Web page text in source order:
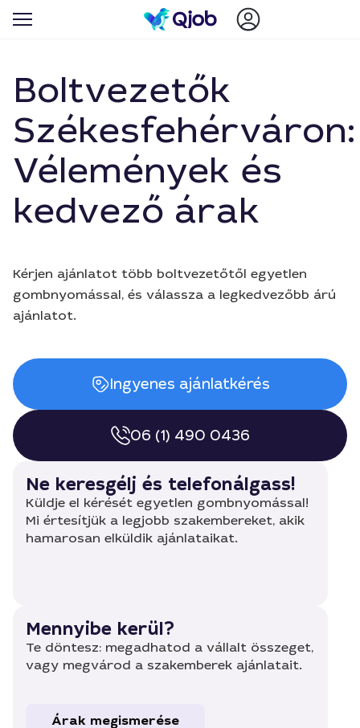
Boltvezetők
Székesfehérváron:
Vélemények és
kedvező árak
Kérjen ajánlatot több boltvezetőtől egyetlen
gombnyomással, és válassza a legkedvezőbb árú
ajánlatot.
Ingyenes ajánlatkérés
06 (1) 490 0436
Ne keresgélj és telefonálgass!
Küldje el kérését egyetlen gombnyomással!
Mi értesítjük a legjobb szakembereket, akik
hamarosan elküldik ajánlataikat.
Mennyibe kerül?
Te döntesz: megadhatod a vállalt összeget,
vagy megvárod a szakemberek ajánlatait.
Árak megismerése